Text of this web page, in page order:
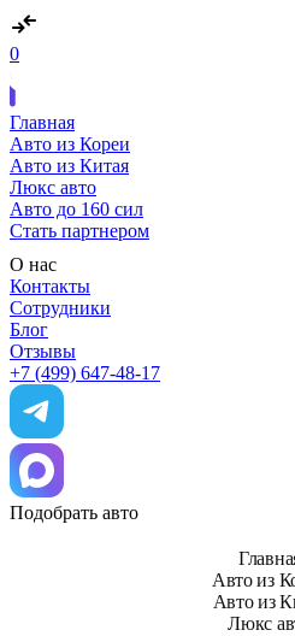
0
Главная
Авто из Кореи
Авто из Китая
Люкс авто
Авто до 160 сил
Стать партнером
О нас
Контакты
Сотрудники
Блог
Отзывы
+7 (499) 647-48-17
Подобрать авто
Авто из
Авто из
Люкс